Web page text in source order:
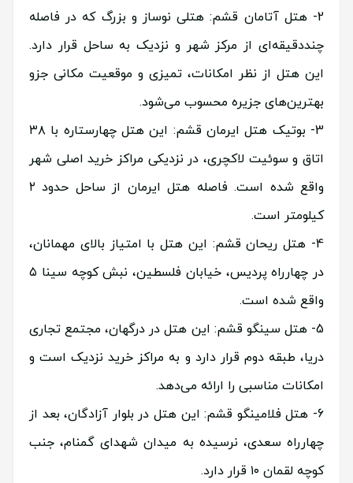
هتل آتامان قشم: هتلی نوساز و بزرگ که در فاصله
چنددقیقه‌ای از مرکز شهر و نزدیک به ساحل قرار دارد.
این هتل از نظر امکانات، تمیزی و موقعیت مکانی جزو
بهترین‌های جزیره محسوب می‌شود.
بوتیک هتل ایرمان قشم: این هتل چهارستاره با ۳۸
اتاق و سوئیت لاکچری، در نزدیکی مراکز خرید اصلی شهر
واقع شده است. فاصله هتل ایرمان از ساحل حدود ۲
کیلومتر است.
هتل ریحان قشم: این هتل با امتیاز بالای مهمانان،
در چهارراه پردیس، خیابان فلسطین، نبش کوچه سینا ۵
واقع شده است.
هتل سینگو قشم: این هتل در درگهان، مجتمع تجاری
دریا، طبقه دوم قرار دارد و به مراکز خرید نزدیک است و
امکانات مناسبی را ارائه می‌دهد.
هتل فلامینگو قشم: این هتل در بلوار آزادگان، بعد از
چهارراه سعدی، نرسیده به میدان شهدای گمنام، جنب
کوچه لقمان ۱۰ قرار دارد.